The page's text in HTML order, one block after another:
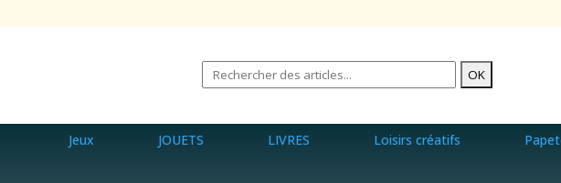
Jeux JOUETS LIVRES Loisirs créatifs